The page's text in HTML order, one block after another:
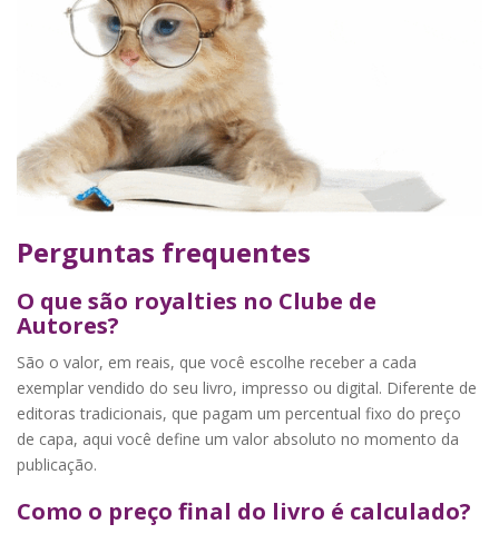
Perguntas frequentes
O que são royalties no Clube de
Autores?
São o valor, em reais, que você escolhe receber a cada
exemplar vendido do seu livro, impresso ou digital. Diferente de
editoras tradicionais, que pagam um percentual fixo do preço
de capa, aqui você define um valor absoluto no momento da
publicação.
Como o preço final do livro é calculado?